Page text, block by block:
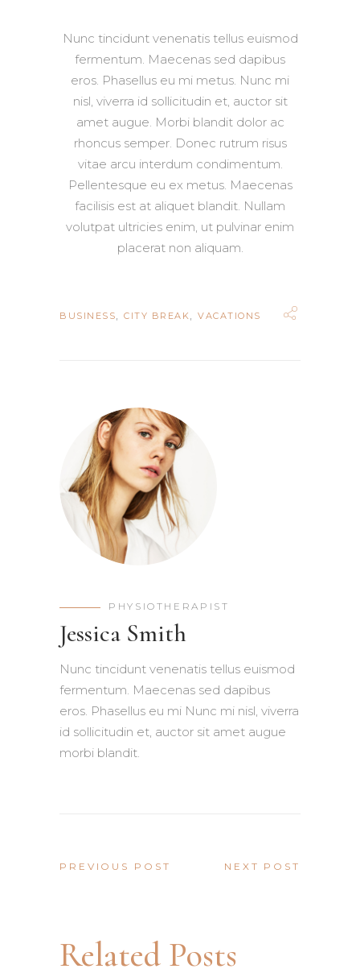
Nunc tincidunt venenatis tellus euismod
fermentum. Maecenas sed dapibus
eros. Phasellus eu mi metus. Nunc mi
nisl, viverra id sollicitudin et, auctor sit
amet augue. Morbi blandit dolor ac
rhoncus semper. Donec rutrum risus
vitae arcu interdum condimentum.
Pellentesque eu ex metus. Maecenas
facilisis est at aliquet blandit. Nullam
volutpat ultricies enim, ut pulvinar enim
placerat non aliquam.
BUSINESS, CITY BREAK, VACATIONS
PHYSIOTHERAPIST
Jessica Smith
Nunc tincidunt venenatis tellus euismod
fermentum. Maecenas sed dapibus
eros. Phasellus eu mi Nunc mi nisl, viverra
id sollicitudin et, auctor sit amet augue
morbi blandit.
PREVIOUS POST NEXT POST
Related Posts